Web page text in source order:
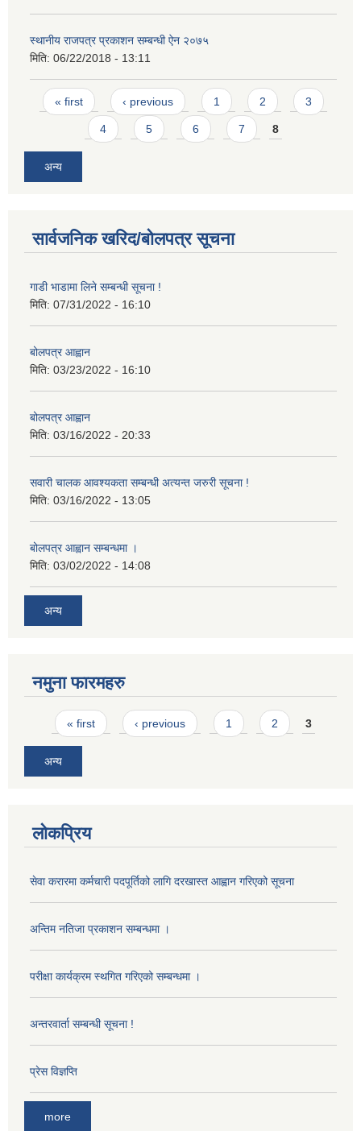
स्थानीय राजपत्र प्रकाशन सम्बन्धी ऐन २०७५
मिति: 06/22/2018 - 13:11
Pages
« first ‹ previous 1 2 3
4 5 6 7 8
अन्य
सार्वजनिक खरिद/बोलपत्र सूचना
गाडी भाडामा लिने सम्बन्धी सूचना !
मिति: 07/31/2022 - 16:10
बोलपत्र आह्वान
मिति: 03/23/2022 - 16:10
बोलपत्र आह्वान
मिति: 03/16/2022 - 20:33
सवारी चालक आवश्यकता सम्बन्धी अत्यन्त जरुरी सूचना !
मिति: 03/16/2022 - 13:05
बोलपत्र आह्वान सम्बन्धमा ।
मिति: 03/02/2022 - 14:08
अन्य
नमुना फारमहरु
Pages
« first ‹ previous 1 2 3
अन्य
लोकप्रिय
सेवा करारमा कर्मचारी पदपूर्तिको लागि दरखास्त आह्वान गरिएको सूचना
अन्तिम नतिजा प्रकाशन सम्बन्धमा ।
परीक्षा कार्यक्रम स्थगित गरिएको सम्बन्धमा ।
अन्तरवार्ता सम्बन्धी सूचना !
प्रेस विज्ञप्ति
more